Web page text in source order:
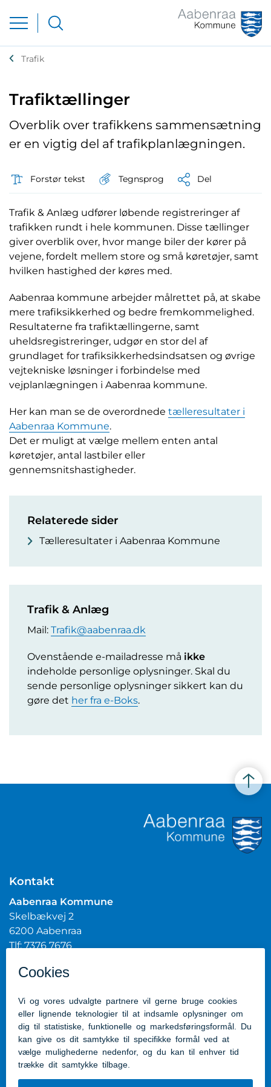
Trafik
Trafiktællinger
Overblik over trafikkens sammensætning
er en vigtig del af trafikplanlægningen.
Forstør tekst Tegnsprog Del
Trafik & Anlæg udfører løbende registreringer af
trafikken rundt i hele kommunen. Disse tællinger
giver overblik over, hvor mange biler der kører på
vejene, fordelt mellem store og små køretøjer, samt
hvilken hastighed der køres med.
Aabenraa kommune arbejder målrettet på, at skabe
mere trafiksikkerhed og bedre fremkommelighed.
Resultaterne fra trafiktællingerne, samt
uheldsregistreringer, udgør en stor del af
grundlaget for trafiksikkerhedsindsatsen og øvrige
vejtekniske løsninger i forbindelse med
vejplanlægningen i Aabenraa kommune.
Her kan man se de overordnede tælleresultater i
Aabenraa Kommune.
Det er muligt at vælge mellem enten antal
køretøjer, antal lastbiler eller
gennemsnitshastigheder.
Relaterede sider
Tælleresultater i Aabenraa Kommune
Trafik & Anlæg
Mail: Trafik@aabenraa.dk
Ovenstående e-mailadresse må ikke
indeholde personlige oplysninger. Skal du
sende personlige oplysninger sikkert kan du
gøre det her fra e-Boks.
Kontakt
Aabenraa Kommune
Skelbækvej 2
6200 Aabenraa
Tlf: 7376 7676
CVR.nr.: 29189854
Genveje
Kontakt kommunen
Presserum
Tilgængelighedserklæring